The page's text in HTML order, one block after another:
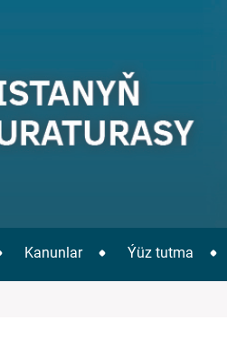
Kanunlar Ýüz tutma